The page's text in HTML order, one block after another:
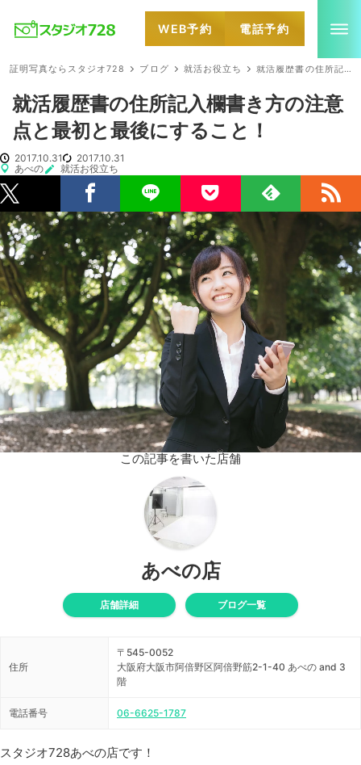
WEB予約 電話予約
証明写真ならスタジオ728 ブログ 就活お役立ち 就活履歴書の住所記入欄書き方の注意点と最初と最後にすること！
就活履歴書の住所記入欄書き方の注意
点と最初と最後にすること！
2017.10.31
2017.10.31
あべの
就活お役立ち
この記事を書いた店舗
あべの店
店舗詳細 ブログ一覧
住所
〒545-0052
大阪府大阪市阿倍野区阿倍野筋2-1-40 あべの and 3
階
電話番号 06-6625-1787
スタジオ728あべの店です！